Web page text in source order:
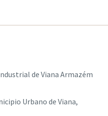
de Viana Armazém
Urbano de Viana,